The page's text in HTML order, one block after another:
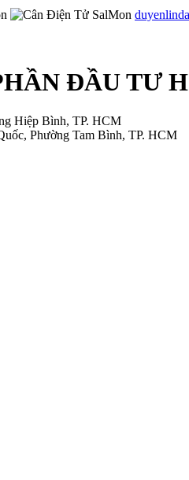
ĐẦU TƯ
Hiệp Bình, TP. HCM
Phường Tam Bình, TP. HCM